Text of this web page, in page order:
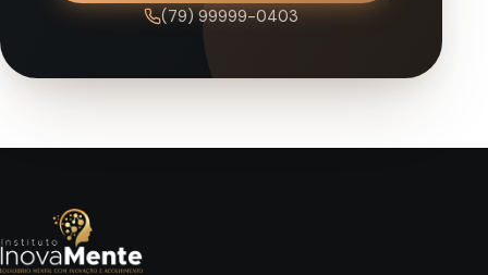
(79) 99999-0403